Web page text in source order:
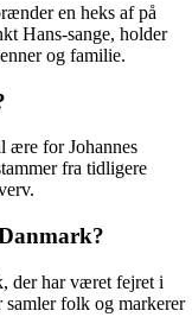
en heks af på
Hans-sange, holder
og familie.
ære for Johannes
fra tidligere
der har været fejret i
samler folk og markerer